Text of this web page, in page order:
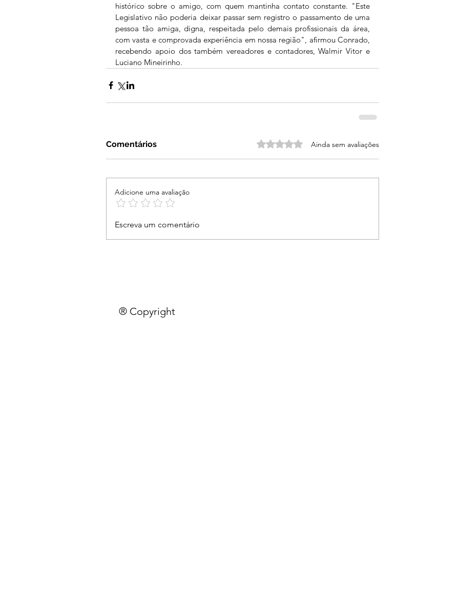
histórico sobre o amigo, com quem mantinha contato constante. "Este
Legislativo não poderia deixar passar sem registro o passamento de uma
pessoa tão amiga, digna, respeitada pelo demais profissionais da área,
com vasta e comprovada experiência em nossa região", afirmou Conrado,
recebendo apoio dos também vereadores e contadores, Walmir Vitor e
Luciano Mineirinho.
Comentários Avaliado com 0 de 5 estrelas.
Ainda sem avaliações
Adicione uma avaliação
Escreva um comentário
® Copyright